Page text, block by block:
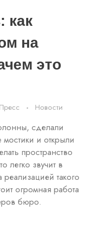
как
на
это
Новости
сделали
и открыли
пространство
звучит в
такого
огромная работа
бюро.